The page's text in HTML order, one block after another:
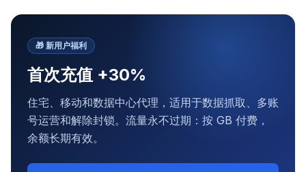
🎁 新用户福利
首次充值 +30%
住宅、移动和数据中心代理，适用于数据抓取、多账
号运营和解除封锁。流量永不过期：按 GB 付费，
余额长期有效。